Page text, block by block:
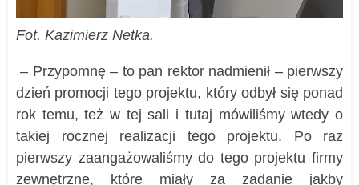
Fot. Kazimierz Netka.
– Przypomnę – to pan rektor nadmienił – pierwszy
dzień promocji tego projektu, który odbył się ponad
rok temu, też w tej sali i tutaj mówiliśmy wtedy o
takiej rocznej realizacji tego projektu. Po raz
pierwszy zaangażowaliśmy do tego projektu firmy
zewnętrzne, które miały za zadanie jakby